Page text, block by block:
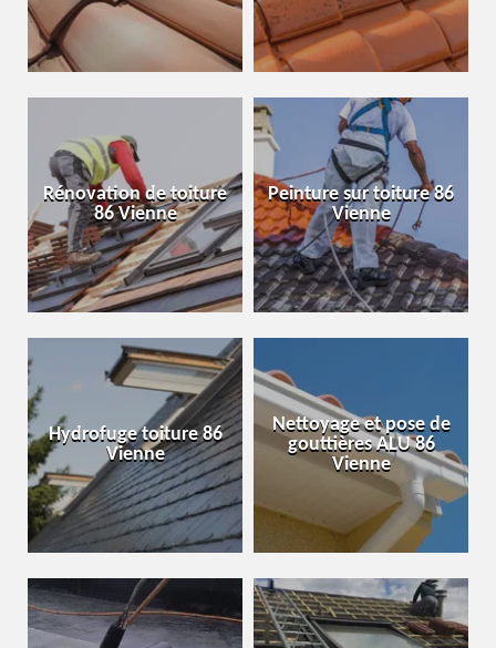
Rénovation de toiture
86 Vienne
Peinture sur toiture 86
Vienne
Hydrofuge toiture 86
Vienne
Nettoyage et pose de
gouttières ALU 86
Vienne